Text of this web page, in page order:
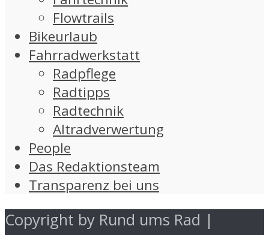
Flowtrails
Bikeurlaub
Fahrradwerkstatt
Radpflege
Radtipps
Radtechnik
Altradverwertung
People
Das Redaktionsteam
Transparenz bei uns
Copyright by Rund ums Rad |